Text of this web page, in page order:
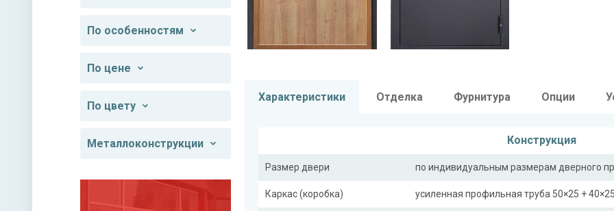
По особенностям
По цене
По цвету
Металлоконструкции
Характеристики Отделка Фурнитура Опции
Конструкция
Размер двери по индивидуальным размерам дверного
Каркас (коробка) усиленная профильная труба 50×25 +